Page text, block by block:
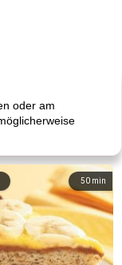
oder am
50 min